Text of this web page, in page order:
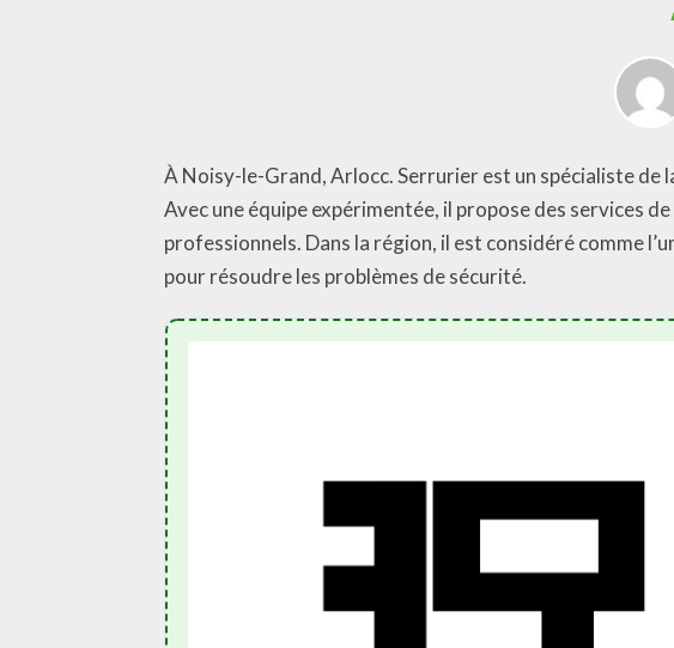
À Noisy-le-Grand, Arlocc. Serrurier est un spécialiste
Avec une équipe expérimentée, il propose des services
professionnels. Dans la région, il est considéré comme
pour résoudre les problèmes de sécurité.